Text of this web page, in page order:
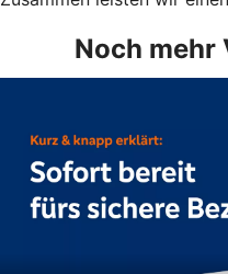
Noch mehr